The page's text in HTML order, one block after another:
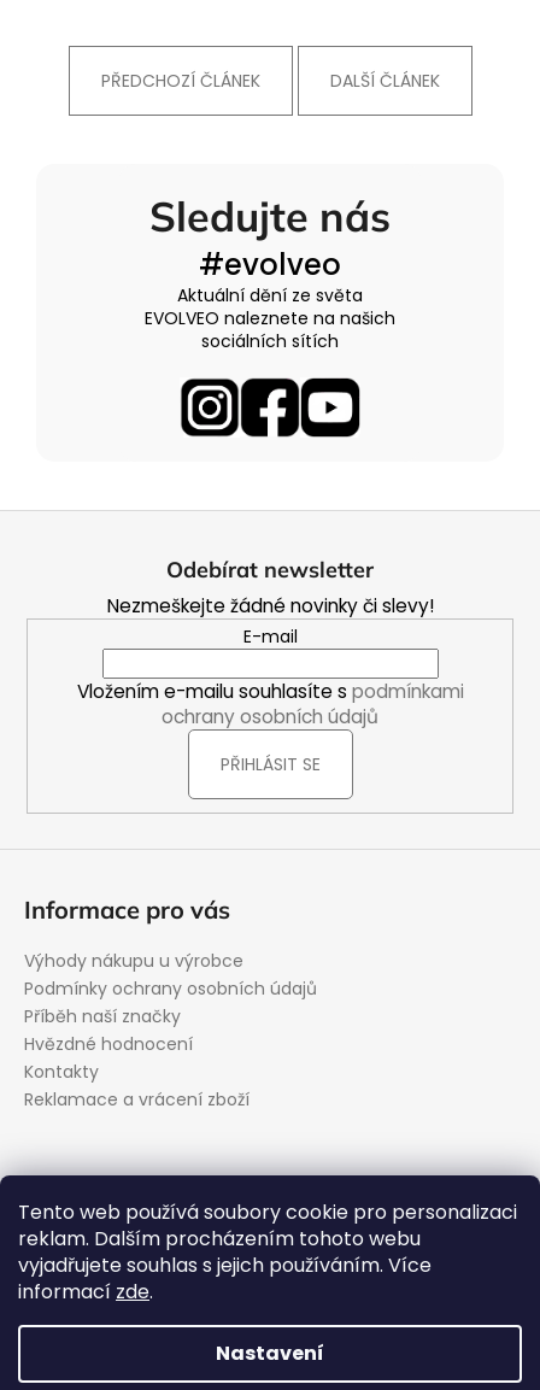
Tento web používá soubory cookie pro personalizaci
reklam. Dalším procházením tohoto webu
vyjadřujete souhlas s jejich používáním. Více
informací zde.
Nastavení
PŘEDCHOZÍ ČLÁNEK DALŠÍ ČLÁNEK
Sledujte nás
#evolveo
Aktuální dění ze světa
EVOLVEO naleznete na našich
sociálních sítích
Odebírat newsletter
Nezmeškejte žádné novinky či slevy!
E-mail
Vložením e-mailu souhlasíte s podmínkami
ochrany osobních údajů
PŘIHLÁSIT SE
Informace pro vás
Výhody nákupu u výrobce
Podmínky ochrany osobních údajů
Příběh naší značky
Hvězdné hodnocení
Kontakty
Reklamace a vrácení zboží
podpora@evolveo.cz
Facebook
evolveo_cz
YouTube